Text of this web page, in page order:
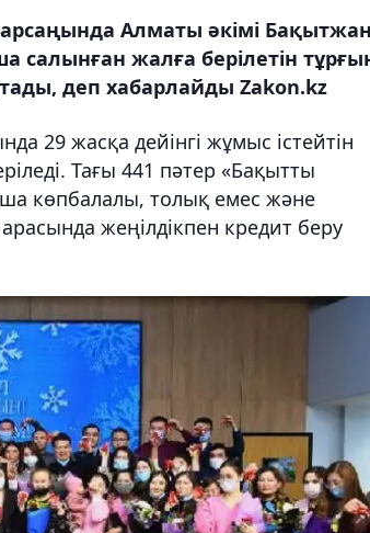
Алматы әкімі
жалға берілетін
деп хабарлайды Zakon.kz
29 жасқа дейінгі жұмыс істейтін
Тағы 441 пәтер «Бақытты
көпбалалы, толық емес және
жеңілдікпен кредит беру